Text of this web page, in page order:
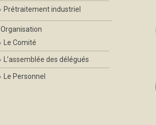
Prétraitement industriel
Organisation
Le Comité
L’assemblée des délégués
Le Personnel